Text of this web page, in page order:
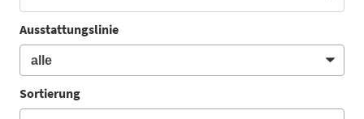
Ausstattungslinie
Sortierung